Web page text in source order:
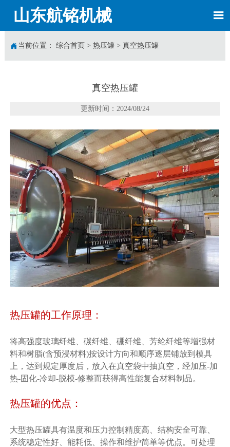
山东航铭机械 
 当前位置： 综合首页 > 热压罐> 真空热压罐
真空热压罐
更新时间：2024/08/24
热压罐的工作原理：
将高强度玻璃纤维、碳纤维、硼纤维、芳纶纤维等增强材
料和树脂(含预浸材料)按设计方向和顺序逐层铺放到模具
上，达到规定厚度后，放入在真空袋中抽真空，经加压-加
热-固化-冷却-脱模-修整而获得高性能复合材料制品。
热压罐的优点：
大型热压罐具有温度和压力控制精度高、结构安全可靠、
系统稳定性好、能耗低、操作和维护简单等优点。可处理